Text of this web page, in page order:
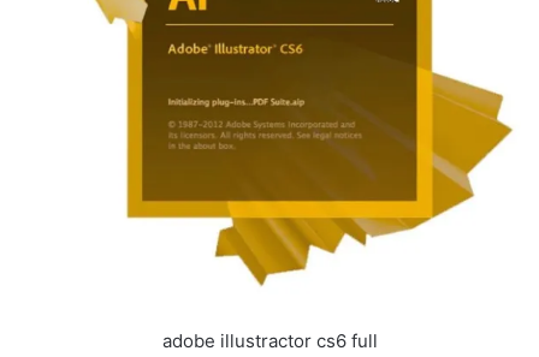
adobe illustractor cs6 full